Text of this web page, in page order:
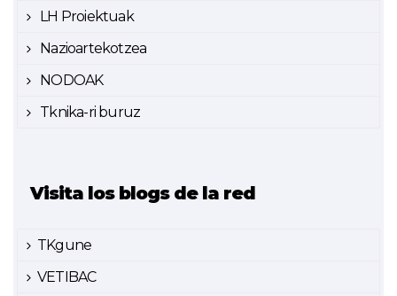
LH Proiektuak
Nazioartekotzea
NODOAK
Tknika-ri buruz
Visita los blogs de la red
TKgune
VETIBAC